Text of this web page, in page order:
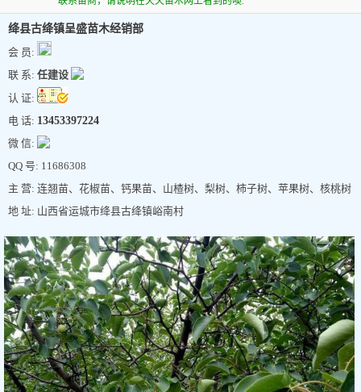
绛县古绛镇呈盛苗木经销部
会 员:
联 系: 任建设
认 证:
电 话: 13453397224
微 信:
QQ 号: 11686308
主 营: 连翘苗、花椒苗、钙果苗、山楂树、梨树、柿子树、苹果树、核桃树
地 址: 山西省运城市绛县古绛镇峪南村